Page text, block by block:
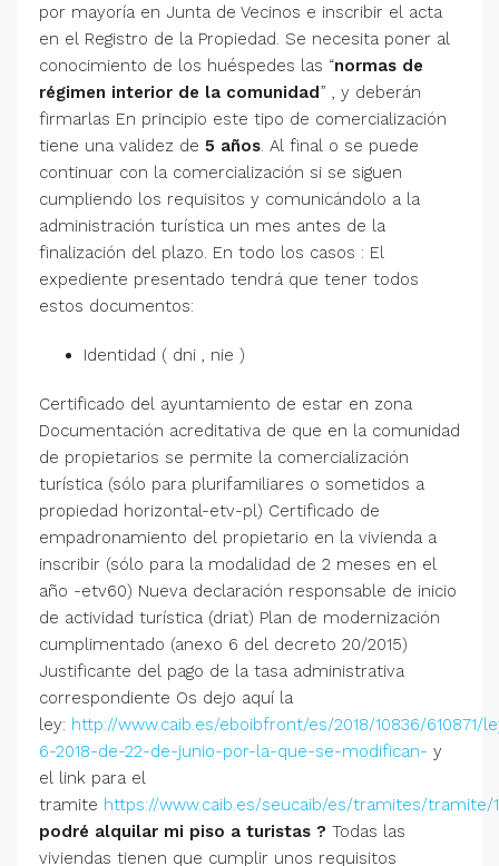
por mayoría en Junta de Vecinos e inscribir el acta
en el Registro de la Propiedad. Se necesita poner al
conocimiento de los huéspedes las “normas de
régimen interior de la comunidad” , y deberán
firmarlas En principio este tipo de comercialización
tiene una validez de 5 años. Al final o se puede
continuar con la comercialización si se siguen
cumpliendo los requisitos y comunicándolo a la
administración turística un mes antes de la
finalización del plazo. En todo los casos : El
expediente presentado tendrá que tener todos
estos documentos:
Identidad ( dni , nie )
Certificado del ayuntamiento de estar en zona
Documentación acreditativa de que en la comunidad
de propietarios se permite la comercialización
turística (sólo para plurifamiliares o sometidos a
propiedad horizontal-etv-pl) Certificado de
empadronamiento del propietario en la vivienda a
inscribir (sólo para la modalidad de 2 meses en el
año -etv60) Nueva declaración responsable de inicio
de actividad turística (driat) Plan de modernización
cumplimentado (anexo 6 del decreto 20/2015)
Justificante del pago de la tasa administrativa
correspondiente Os dejo aquí la
ley: http://www.caib.es/eboibfront/es/2018/10836/610871/
6-2018-de-22-de-junio-por-la-que-se-modifican- y
el link para el
tramite https://www.caib.es/seucaib/es/tramites/tramite/
podré alquilar mi piso a turistas ? Todas las
viviendas tienen que cumplir unos requisitos